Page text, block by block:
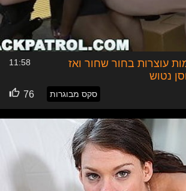
עוצרות בחור שחור ואז
נטוש
11:58
סקס מבוגרות 76